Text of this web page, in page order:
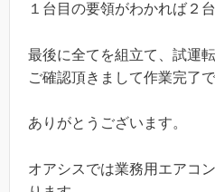
１台目の要領がわかれば２
最後に全てを組立て、試運
ご確認頂きまして作業完了で
ありがとうございます。
オアシスでは業務用エアコ